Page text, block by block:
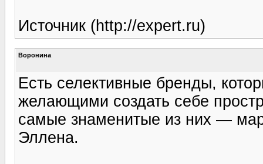
Источник (http://expert.ru)
Воронина
Есть селективные бренды,
желающими создать себе
самые знаменитые из них —
Эллена.